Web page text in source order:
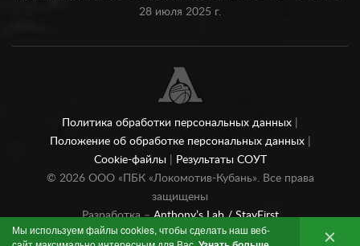
Мы используем файлы cookies, чтобы сделать наш веб-
28 июля 2025 г.
Политика обработки персональных данных
Положение об обработке персональных данных
Cookie-файлы
Результаты СОУТ
© 2026ООО «ПБК «Локомотив-Кубань». Все права
защищены
Разработка –Anthony’s Lab /StayFirst